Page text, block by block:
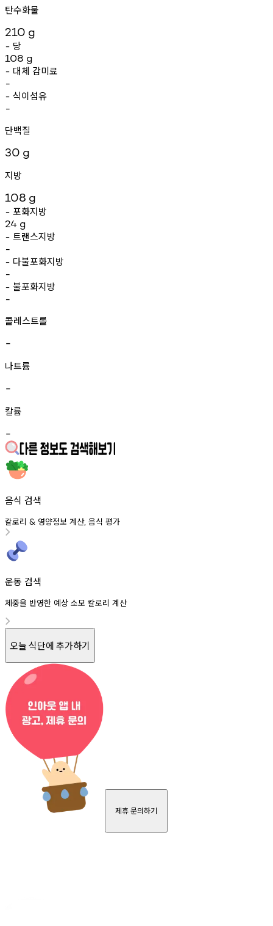
탄수화물
210 g
- 당
108 g
- 대체 감미료
-
- 식이섬유
-
단백질
30 g
지방
108 g
- 포화지방
24 g
- 트랜스지방
-
- 다불포화지방
-
- 불포화지방
-
콜레스트롤
-
나트륨
-
칼륨
-
음식 검색
칼로리 & 영양정보 계산, 음식 평가
운동 검색
체중을 반영한 예상 소모 칼로리 계산
오늘 식단에 추가하기
제휴 문의하기